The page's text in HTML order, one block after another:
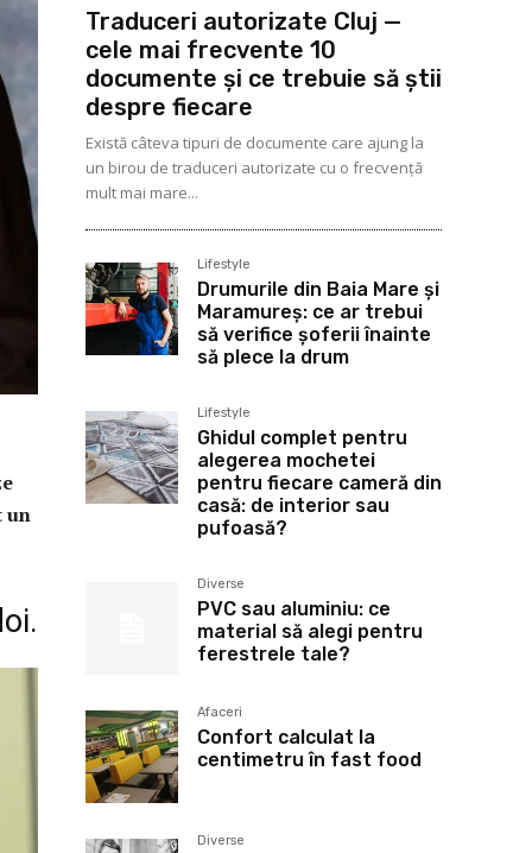
un
Traduceri autorizate Cluj —
cele mai frecvente 10
documente și ce trebuie să știi
despre fiecare
Există câteva tipuri de documente care ajung la
un birou de traduceri autorizate cu o frecvență
mult mai mare...
Lifestyle
Drumurile din Baia Mare și
Maramureș: ce ar trebui
să verifice șoferii înainte
să plece la drum
Lifestyle
Ghidul complet pentru
alegerea mochetei
pentru fiecare cameră din
casă: de interior sau
pufoasă?
Diverse
PVC sau aluminiu: ce
material să alegi pentru
ferestrele tale?
Afaceri
Confort calculat la
centimetru în fast food
Diverse